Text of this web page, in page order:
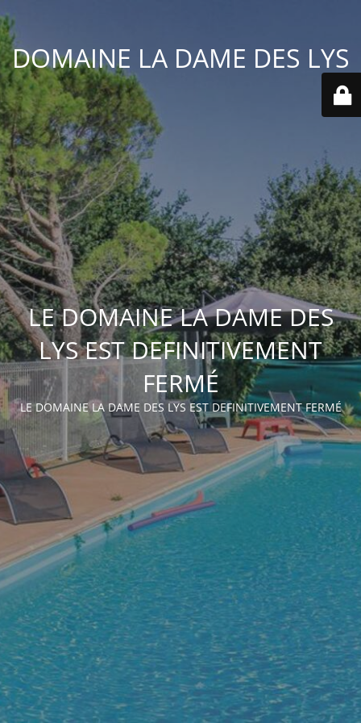
DOMAINE LA DAME DES LYS
LE DOMAINE LA DAME DES
LYS EST DEFINITIVEMENT
FERMÉ
LE DOMAINE LA DAME DES LYS EST DEFINITIVEMENT FERMÉ